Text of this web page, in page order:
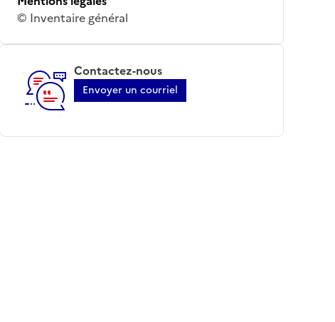
© Inventaire général
Contactez-nous
Envoyer un courriel